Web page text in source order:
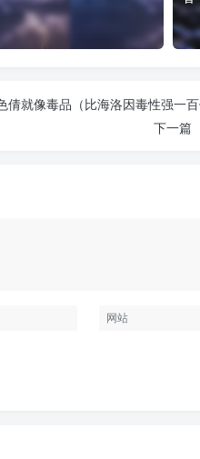
倩就像毒品（比海洛因毒性强一
下一篇